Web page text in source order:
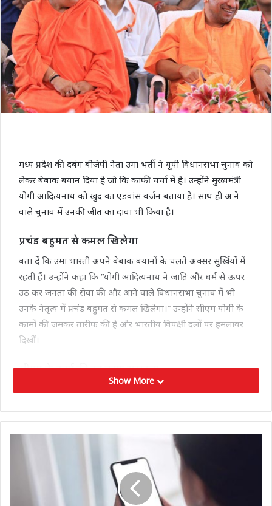
मध्य प्रदेश की दबंग बीजेपी नेता उमा भर्ती ने यूपी विधानसभा चुनाव को
लेकर बेबाक बयान दिया है जो कि काफी चर्चा में है। उन्होंने मुख्यमंत्री
योगी आदित्यनाथ को खुद का एडवांस वर्जन बताया है। साथ ही आने
वाले चुनाव में उनकी जीत का दावा भी किया है।
प्रचंड बहुमत से कमल खिलेगा
बता दें कि उमा भारती अपने बेबाक बयानों के चलते अक्सर सुर्खियों में
रहती हैं। उन्होंने कहा कि ”योगी आदित्यनाथ ने जाति और धर्म से ऊपर
उठ कर जनता की सेवा की और आने वाले विधानसभा चुनाव में भी
उनके नेतृत्व में प्रचंड बहुमत से कमल खिलेगा।” उन्होंने सीएम योगी के
कामों की जमकर तारीफ की है और भारतीय विपक्षी दलों पर हमलावर
दिखीं।
सीएम के कार्य की हर तरफ सराहना
कहा की प्रदेश के संपूर्ण विकास के लिए उन्होने कार्य किया है, जिसकी
हर तरफ सराहना हो रही है। उमा भारती ने कहा की जनता ने पूरा मन
बना लिया है, यूपी में फिर से योगी आदित्यनाथ के नेतृत्व में प्रचंड बहुमत
MadhyaPradesh
politics
Show More